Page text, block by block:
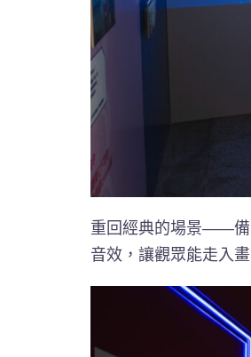
重回經典的場景——備
音效，讓觀眾能走入